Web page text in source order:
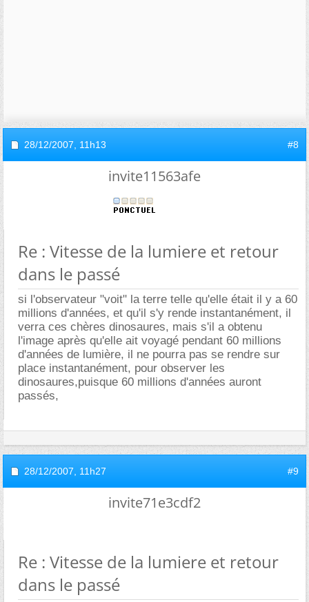
28/12/2007, 11h13 #8
invite11563afe
Re : Vitesse de la lumiere et retour
dans le passé
si l'observateur "voit" la terre telle qu'elle était il y a 60
millions d'années, et qu'il s'y rende instantanément, il
verra ces chères dinosaures, mais s'il a obtenu
l'image après qu'elle ait voyagé pendant 60 millions
d'années de lumière, il ne pourra pas se rendre sur
place instantanément, pour observer les
dinosaures,puisque 60 millions d'années auront
passés,
28/12/2007, 11h27 #9
invite71e3cdf2
Re : Vitesse de la lumiere et retour
dans le passé